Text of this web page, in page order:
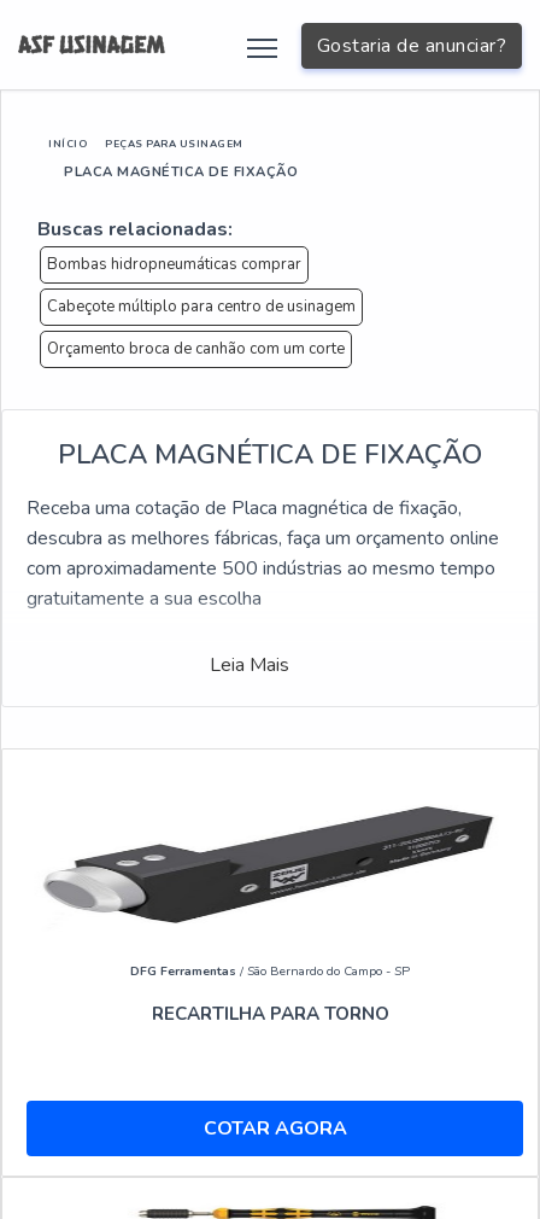
Gostaria de anunciar?
INÍCIO PEÇAS PARA USINAGEM
PLACA MAGNÉTICA DE FIXAÇÃO
Buscas relacionadas:
Bombas hidropneumáticas comprar
Cabeçote múltiplo para centro de usinagem
Orçamento broca de canhão com um corte
PLACA MAGNÉTICA DE FIXAÇÃO
Receba uma cotação de Placa magnética de fixação,
descubra as melhores fábricas, faça um orçamento online
com aproximadamente 500 indústrias ao mesmo tempo
gratuitamente a sua escolha
Leia Mais
DFG Ferramentas / São Bernardo do Campo - SP
RECARTILHA PARA TORNO
COTAR AGORA